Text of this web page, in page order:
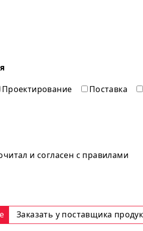
Проектирование
Поставка
и согласен с правилами
Заказать у поставщика